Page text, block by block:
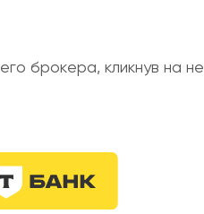
брокера, кликнув на